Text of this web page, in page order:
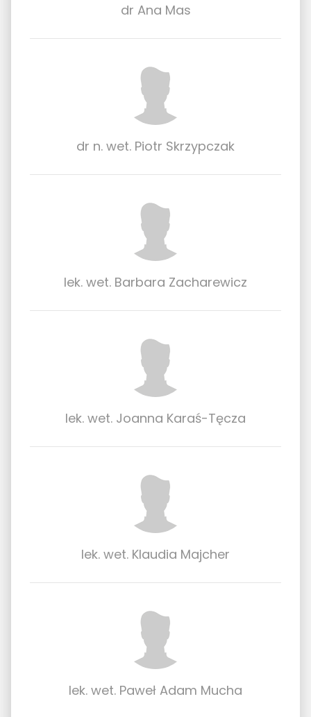
dr Ana Mas
dr n. wet. Piotr Skrzypczak
lek. wet. Barbara Zacharewicz
lek. wet. Joanna Karaś-Tęcza
lek. wet. Klaudia Majcher
lek. wet. Paweł Adam Mucha